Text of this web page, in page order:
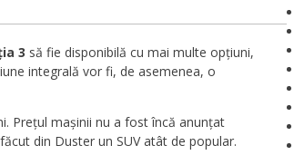
3 să fie disponibilă cu mai multe opțiuni,
integrală vor fi, de asemenea, o
Prețul mașinii nu a fost încă anunțat
din Duster un SUV atât de popular.